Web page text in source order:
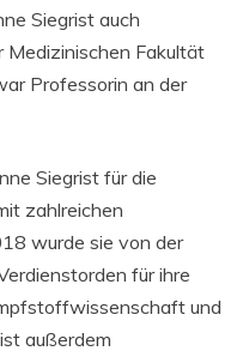
Siegrist auch
Medizinischen Fakultät
Professorin an der
Siegrist für die
zahlreichen
wurde sie von der
für ihre
und
außerdem